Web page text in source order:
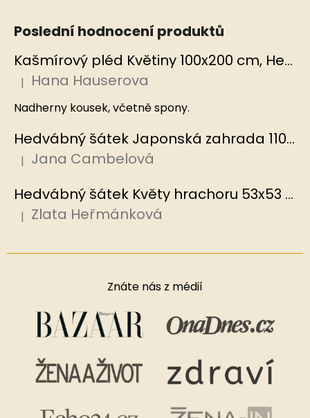
Poslední hodnocení produktů
Kašmírový pléd Květiny 100x200 cm, Hedvábný svět
Hodnocení produktu je 5 z 5 hvězdiček.
| Hana Hauserova
Nadherny kousek, včetně spony.
Hedvábný šátek Japonská zahrada 110x110 cm v dárkovém balení, HEDVÁBNÝ SVĚT
Hodnocení produktu je 5 z 5 hvězdiček.
| Jana Cambelová
Hedvábný šátek Květy hrachoru 53x53 cm v dárkovém balení, HEDVÁBNÝ SVĚT
Hodnocení produktu je 5 z 5 hvězdiček.
| Zlata Heřmánková
Znáte nás z médií